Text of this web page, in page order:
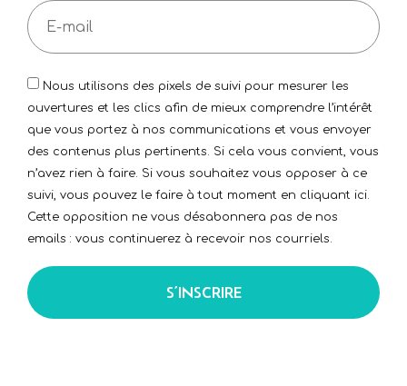
Nous utilisons des pixels de suivi pour mesurer les
ouvertures et les clics afin de mieux comprendre l’intérêt
que vous portez à nos communications et vous envoyer
des contenus plus pertinents. Si cela vous convient, vous
n’avez rien à faire. Si vous souhaitez vous opposer à ce
suivi, vous pouvez le faire à tout moment en cliquant ici.
Cette opposition ne vous désabonnera pas de nos
emails : vous continuerez à recevoir nos courriels.
S’INSCRIRE